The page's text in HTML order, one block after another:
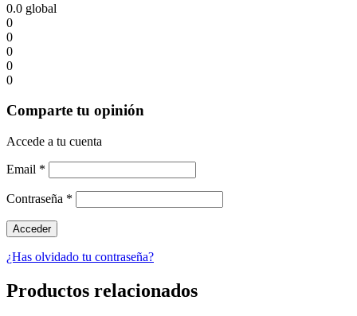
0.0 global
0
0
0
0
0
Comparte tu opinión
Accede a tu cuenta
Email *
Contraseña *
¿Has olvidado tu contraseña?
Productos relacionados